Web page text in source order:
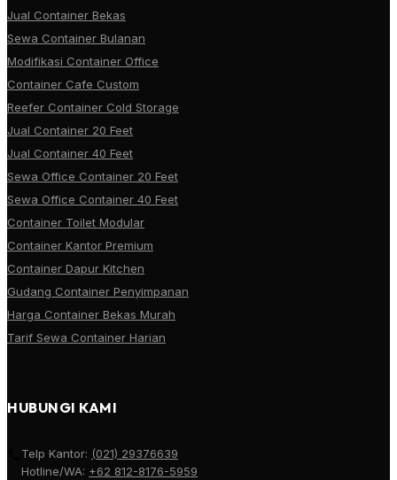
Jual Container Bekas
Sewa Container Bulanan
Modifikasi Container Office
Container Cafe Custom
Reefer Container Cold Storage
Jual Container 20 Feet
Jual Container 40 Feet
Sewa Office Container 20 Feet
Sewa Office Container 40 Feet
Container Toilet Modular
Container Kantor Premium
Container Dapur Kitchen
Gudang Container Penyimpanan
Harga Container Bekas Murah
Tarif Sewa Container Harian
HUBUNGI KAMI
Telp Kantor: (021) 29376639
Hotline/WA: +62 812-8176-5959